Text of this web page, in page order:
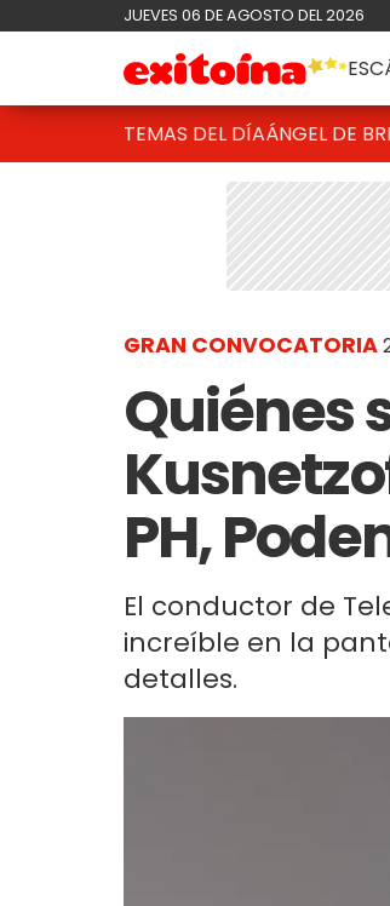
JUEVES 06 DE AGOSTO DEL 2026
TEMAS DEL DÍAÁNGEL DE
GRAN CONVOCATORIA
Quiénes
PH,
El conductor de
increíble en la
detalles.